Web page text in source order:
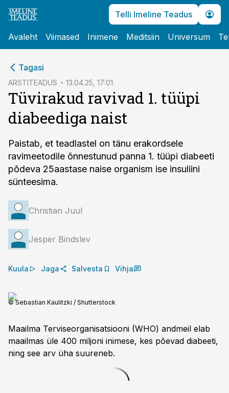
Telli Imeline Teadus
Avaleht Viimased Inimene Meditsiin Universum
Tagasi
ARSTITEADUS 13.04.25, 17:01
Tüvirakud ravivad 1. tüüpi
diabeediga naist
Paistab, et teadlastel on tänu erakordsele
ravimeetodile õnnestunud panna 1. tüüpi diabeeti
põdeva 25aastase naise organism ise insuliini
sünteesima.
Christian Juul
Jesper Bindslev
Kuula Jaga Salvesta Vihja
© Sebastian Kaulitzki / Shutterstock
Maailma Terviseorganisatsiooni (WHO) andmeil elab
maailmas üle 400 miljoni inimese, kes põevad diabeeti,
ning see arv üha suureneb.